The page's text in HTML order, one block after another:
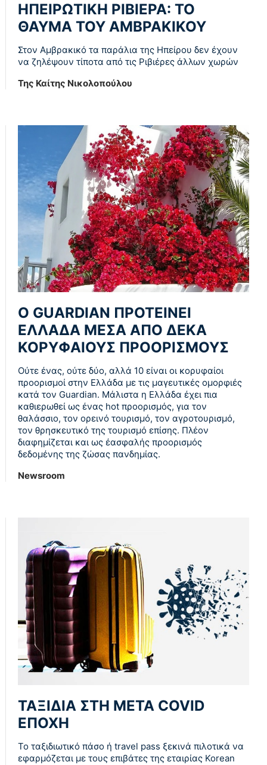
ΗΠΕΙΡΩΤΙΚΗ ΡΙΒΙΕΡΑ: ΤΟ
ΘΑΥΜΑ ΤΟΥ ΑΜΒΡΑΚΙΚΟΥ
Στον Αμβρακικό τα παράλια της Ηπείρου δεν έχουν
να ζηλέψουν τίποτα από τις Ριβιέρες άλλων χωρών
Της Καίτης Νικολοπούλου
O GUARDIAN ΠΡΟΤΕΙΝΕΙ
ΕΛΛΑΔΑ ΜΕΣΑ ΑΠΟ ΔΕΚΑ
ΚΟΡΥΦΑΙΟΥΣ ΠΡΟΟΡΙΣΜΟΥΣ
Ούτε ένας, ούτε δύο, αλλά 10 είναι οι κορυφαίοι
προορισμοί στην Ελλάδα με τις μαγευτικές ομορφιές
κατά τον Guardian. Μάλιστα η Ελλάδα έχει πια
καθιερωθεί ως ένας hot προορισμός, για τον
θαλάσσιο, τον ορεινό τουρισμό, τον αγροτουρισμό,
τον θρησκευτικό της τουρισμό επίσης. Πλέον
διαφημίζεται και ως έασφαλής προορισμός
δεδομένης της ζώσας πανδημίας.
Newsroom
ΤΑΞΙΔΙΑ ΣΤΗ ΜΕΤΑ COVID
ΕΠΟΧΗ
Το ταξιδιωτικό πάσο ή travel pass ξεκινά πιλοτικά να
εφαρμόζεται με τους επιβάτες της εταιρίας Korean